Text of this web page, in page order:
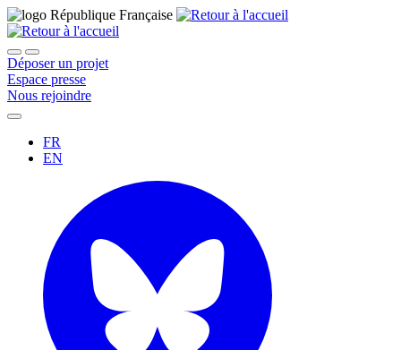
Déposer un projet
Espace presse
Nous rejoindre
FR
EN